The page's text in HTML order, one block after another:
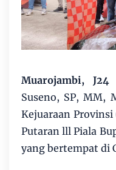
Muarojambi, J24
Suseno, SP, MM,
Kejuaraan
Putaran lll Piala
yang bertempat di